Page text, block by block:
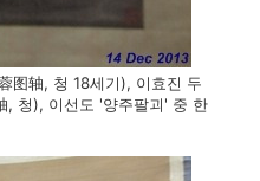
图轴, 청 18세기), 이효진 두
, 청), 이선도 '양주팔괴' 중 한